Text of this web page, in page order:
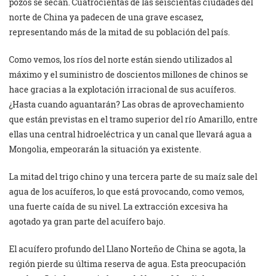
norte de China ya padecen de una grave escasez,
representando más de la mitad de su población del país.
Como vemos, los ríos del norte están siendo utilizados al
máximo y el suministro de doscientos millones de chinos se
hace gracias a la explotación irracional de sus acuíferos.
¿Hasta cuando aguantarán? Las obras de aprovechamiento
que están previstas en el tramo superior del río Amarillo, entre
ellas una central hidroeléctrica y un canal que llevará agua a
Mongolia, empeorarán la situación ya existente.
La mitad del trigo chino y una tercera parte de su maíz sale del
agua de los acuíferos, lo que está provocando, como vemos,
una fuerte caída de su nivel. La extracción excesiva ha
agotado ya gran parte del acuífero bajo.
El acuífero profundo del Llano Norteño de China se agota, la
región pierde su última reserva de agua. Esta preocupación